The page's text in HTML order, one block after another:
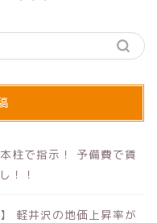
柱で指示！ 予備費で賃
！！
軽井沢の地価上昇率が